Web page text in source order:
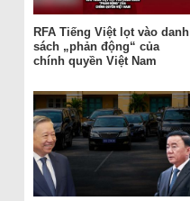
RFA Tiếng Việt lọt vào danh
sách „phản động“ của
chính quyền Việt Nam